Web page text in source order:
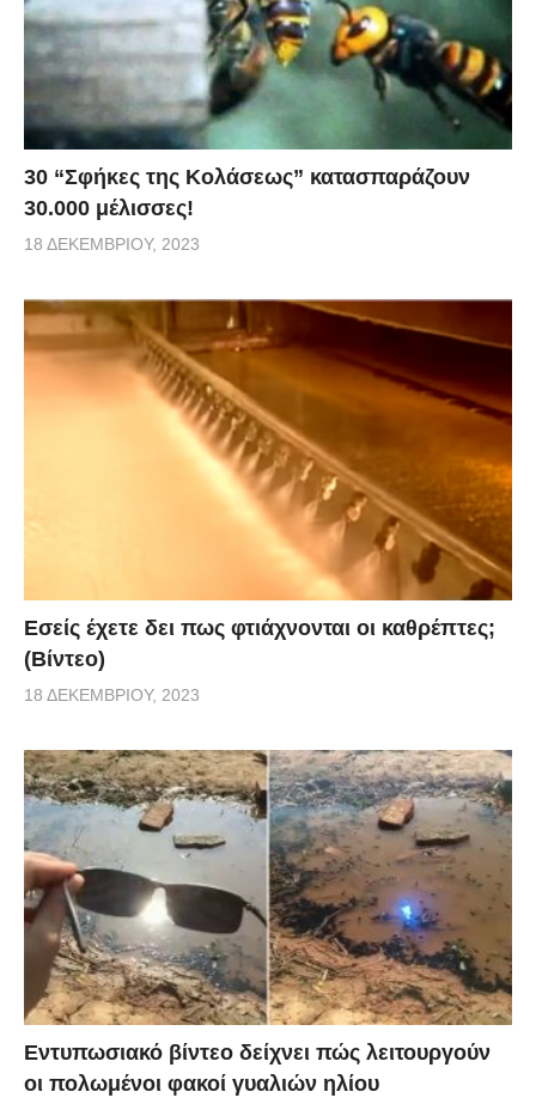
30 “Σφήκες της Κολάσεως” κατασπαράζουν
30.000 μέλισσες!
18 ΔΕΚΕΜΒΡΊΟΥ, 2023
Εσείς έχετε δει πως φτιάχνονται οι καθρέπτες;
(Βίντεο)
18 ΔΕΚΕΜΒΡΊΟΥ, 2023
Εντυπωσιακό βίντεο δείχνει πώς λειτουργούν
οι πολωμένοι φακοί γυαλιών ηλίου